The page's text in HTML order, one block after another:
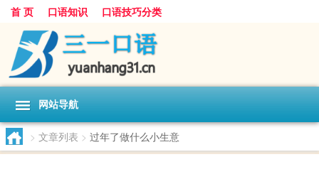
首 页 口语知识 口语技巧分类
网站导航
> 文章列表 > 过年了做什么小生意